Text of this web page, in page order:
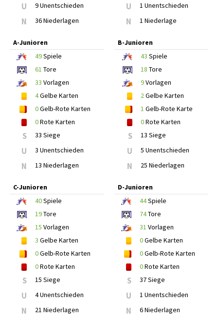
U 9 Unentschieden
N 36 Niederlagen
U 1 Unentschieden
N 1 Niederlage
A-Junioren
49Spiele
61 Tore
33 Vorlagen
4Gelbe Karten
0Gelb-Rote Karten
0Rote Karten
S 33 Siege
U 3 Unentschieden
N 13 Niederlagen
B-Junioren
43 Spiele
18 Tore
9Vorlagen
2 Gelbe Karten
1 Gelb-Rote Karte
0Rote Karten
S 13 Siege
U 5 Unentschieden
N 25 Niederlagen
C-Junioren
40Spiele
19Tore
15 Vorlagen
3 Gelbe Karten
0Gelb-Rote Karten
0Rote Karten
S 15 Siege
U 4 Unentschieden
N 21 Niederlagen
D-Junioren
44Spiele
74Tore
31 Vorlagen
0Gelbe Karten
0Gelb-Rote Karten
0Rote Karten
S 37 Siege
U 1 Unentschieden
N 6 Niederlagen